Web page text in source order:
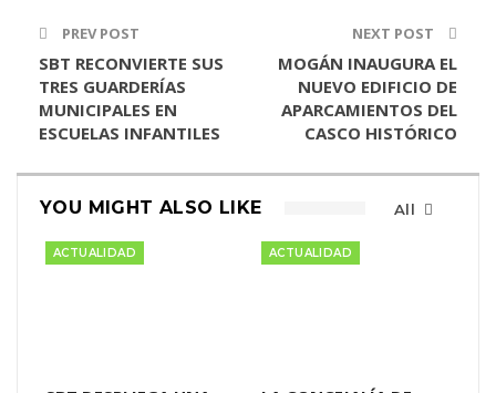
PREV POST
SBT RECONVIERTE SUS
TRES GUARDERÍAS
MUNICIPALES EN
ESCUELAS INFANTILES
NEXT POST
MOGÁN INAUGURA EL
NUEVO EDIFICIO DE
APARCAMIENTOS DEL
CASCO HISTÓRICO
All
YOU MIGHT ALSO LIKE
ACTUALIDAD ACTUALIDAD